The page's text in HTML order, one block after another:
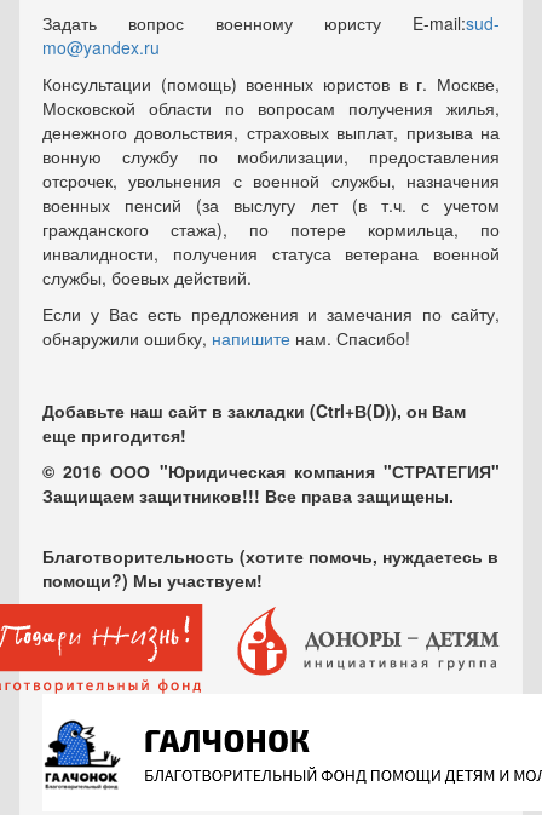
Задать вопрос военному юристу E-mail:sud-
mo@yandex.ru
Консультации (помощь) военных юристов в г. Москве,
Московской области по вопросам получения жилья,
денежного довольствия, страховых выплат, призыва на
вонную службу по мобилизации, предоставления
отсрочек, увольнения с военной службы, назначения
военных пенсий (за выслугу лет (в т.ч. с учетом
гражданского стажа), по потере кормильца, по
инвалидности, получения статуса ветерана военной
службы, боевых действий.
Если у Вас есть предложения и замечания по сайту,
обнаружили ошибку, напишите нам. Спасибо!
Добавьте наш сайт в закладки (Ctrl+В(D)), он Вам
еще пригодится!
© 2016 ООО "Юридическая компания "СТРАТЕГИЯ"
Защищаем защитников!!! Все права защищены.
Благотворительность (хотите помочь, нуждаетесь в
помощи?) Мы участвуем!